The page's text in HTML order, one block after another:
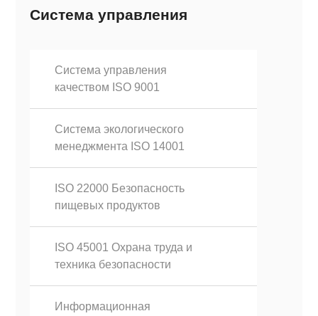
Система управления
Система управления
качеством ISO 9001
Система экологического
менеджмента ISO 14001
ISO 22000 Безопасность
пищевых продуктов
ISO 45001 Охрана труда и
техника безопасности
Информационная